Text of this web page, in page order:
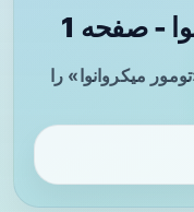
- صفحه 1
میکروانوا» را